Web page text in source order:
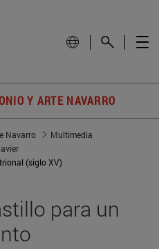
Y ARTE NAVARRO
Navarro
Multimedia
(siglo XV)
para un